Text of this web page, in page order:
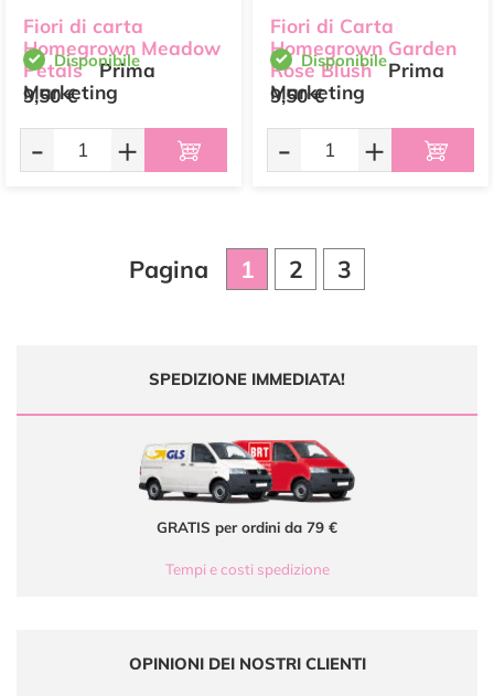
Fiori di carta
Homegrown Meadow
Petals Prima
Marketing
Disponibile
9,50 €
- +
Fiori di Carta
Homegrown Garden
Rose Blush Prima
Marketing
Disponibile
9,50 €
- +
Pagina 1 2 3
SPEDIZIONE IMMEDIATA!
GRATIS per ordini da 79 €
Tempi e costi spedizione
OPINIONI DEI NOSTRI CLIENTI